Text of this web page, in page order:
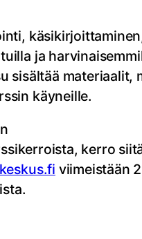
ja
materiaalit,
käyneille.
kerro
viimeistään